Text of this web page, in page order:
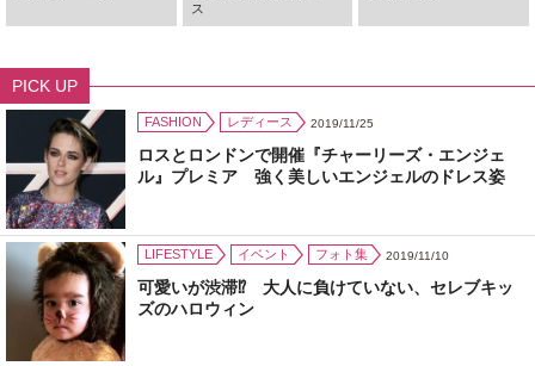
ス
PICK UP
FASHION レディース 2019/11/25
ロスとロンドンで開催『チャーリーズ・エンジェ
ル』プレミア 強く美しいエンジェルのドレス姿
LIFESTYLE イベント フォト集 2019/11/10
可愛いが渋滞⁉ 大人に負けていない、セレブキッ
ズのハロウィン